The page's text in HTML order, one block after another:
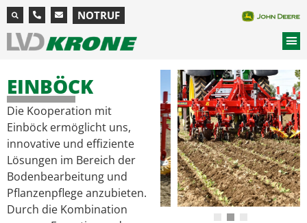
NOTRUF
EINBÖCK
Die Kooperation mit
Einböck ermöglicht uns,
innovative und effiziente
Lösungen im Bereich der
Bodenbearbeitung und
Pflanzenpflege anzubieten.
Durch die Kombination